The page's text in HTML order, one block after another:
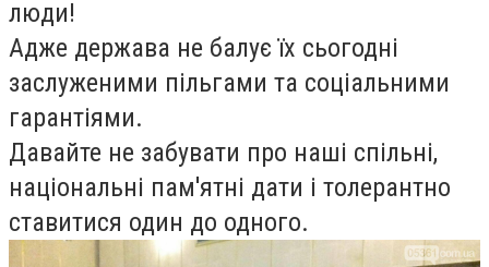
люди!
Адже держава не балує їх сьогодні
заслуженими пільгами та соціальними
гарантіями.
Давайте не забувати про наші спільні,
національні пам'ятні дати і толерантно
ставитися один до одного.